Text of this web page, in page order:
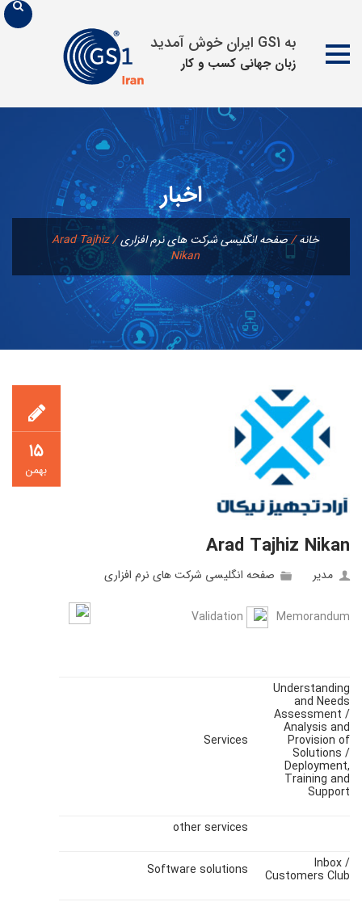
به GS1 ایران خوش آمدید
زبان جهانی كسب و كار
محتوا
اخبار
خانه/صفحه انگلیسی شرکت های نرم افزاری/
Arad Tajhiz
Nikan
۱۵
بهمن
Arad Tajhiz Nikan
مدیر صفحه انگلیسی شرکت های نرم افزاری
Validation Memorandum
Services
Understanding
and Needs
Assessment /
Analysis and
Provision of
Solutions /
Deployment,
Training and
Support
other services
Software solutions Inbox /
Customers Club